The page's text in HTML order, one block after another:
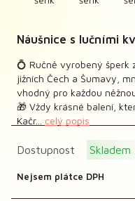
Náušnice s lučními
💍 Ručně vyrobený šperk
jižních Čech a Šumavy,
vhodný pro každou
🎁 Vždy krásné balení,
Kačr... celý popis
Dostupnost Skladem
Nejsem plátce DPH